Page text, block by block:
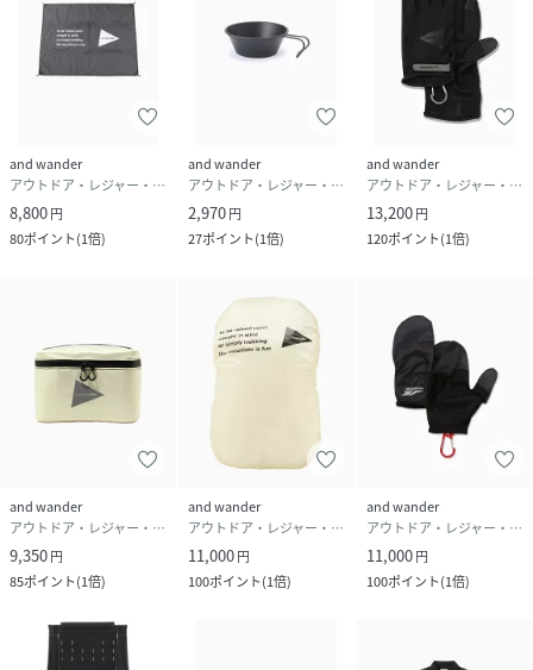
and wander
アウトドア・レジャー・キャンプ用品
8,800円
80ポイント(1倍)
and wander
アウトドア・レジャー・キャンプ用品
2,970円
27ポイント(1倍)
and wander
アウトドア・レジャー・キャンプ用品
13,200円
120ポイント(1倍)
and wander
アウトドア・レジャー・キャンプ用品
9,350円
85ポイント(1倍)
and wander
アウトドア・レジャー・キャンプ用品
11,000円
100ポイント(1倍)
and wander
アウトドア・レジャー・キャンプ用品
11,000円
100ポイント(1倍)